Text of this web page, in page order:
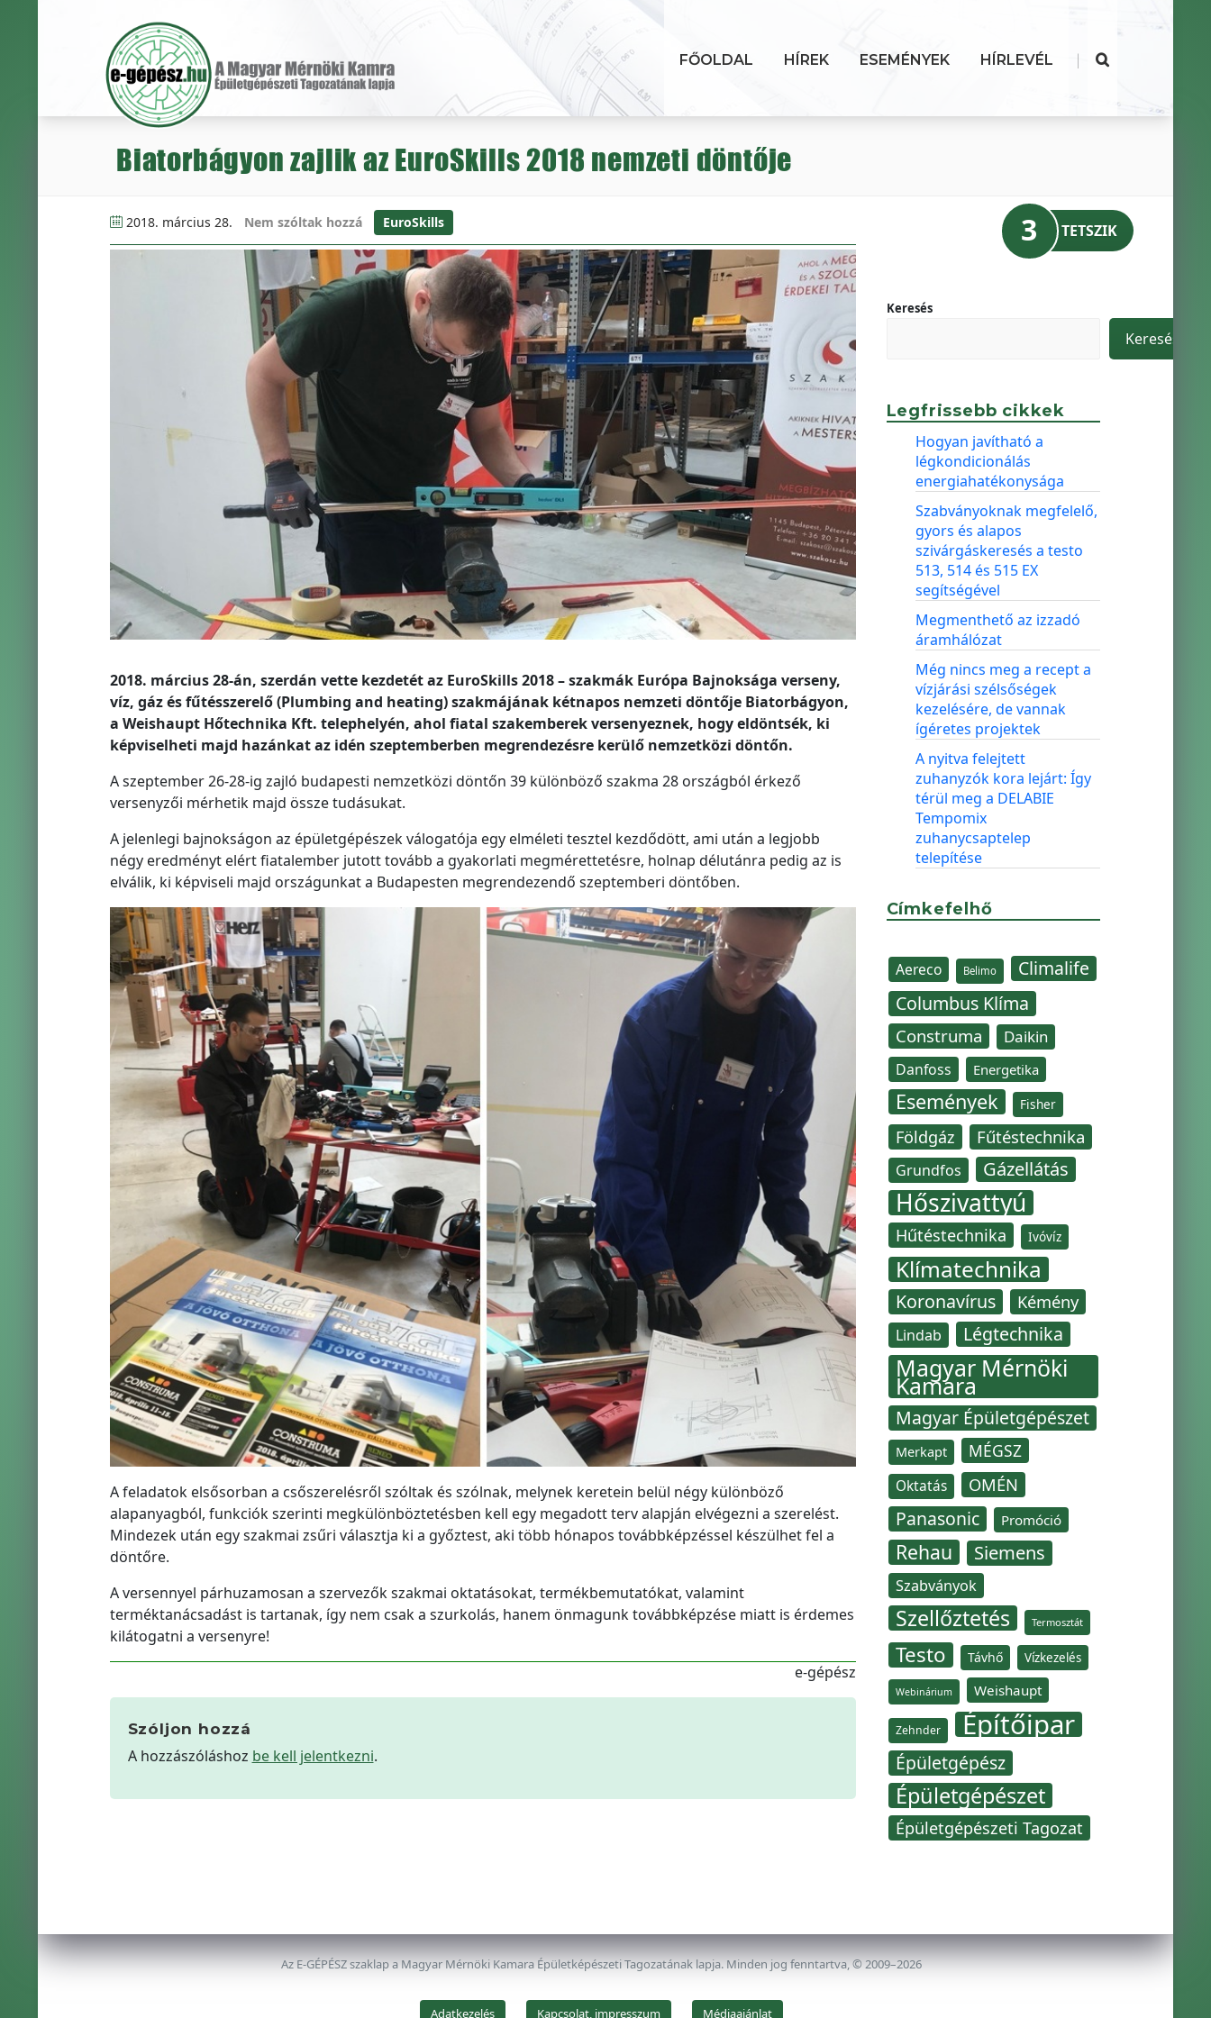
FŐOLDAL HÍREK ESEMÉNYEK HÍRLEVÉL |
Biatorbágyon zajlik az EuroSkills 2018 nemzeti döntője
2018. március 28. Nem szóltak hozzá EuroSkills
2018. március 28-án, szerdán vette kezdetét az EuroSkills 2018 – szakmák Európa Bajnoksága verseny,
víz, gáz és fűtésszerelő (Plumbing and heating) szakmájának kétnapos nemzeti döntője Biatorbágyon,
a Weishaupt Hőtechnika Kft. telephelyén, ahol fiatal szakemberek versenyeznek, hogy eldöntsék, ki
képviselheti majd hazánkat az idén szeptemberben megrendezésre kerülő nemzetközi döntőn.
A szeptember 26-28-ig zajló budapesti nemzetközi döntőn 39 különböző szakma 28 országból érkező
versenyzői mérhetik majd össze tudásukat.
A jelenlegi bajnokságon az épületgépészek válogatója egy elméleti tesztel kezdődött, ami után a legjobb
négy eredményt elért fiatalember jutott tovább a gyakorlati megmérettetésre, holnap délutánra pedig az is
elválik, ki képviseli majd országunkat a Budapesten megrendezendő szeptemberi döntőben.
A feladatok elsősorban a csőszerelésről szóltak és szólnak, melynek keretein belül négy különböző
alapanyagból, funkciók szerinti megkülönböztetésben kell egy megadott terv alapján elvégezni a szerelést.
Mindezek után egy szakmai zsűri választja ki a győztest, aki több hónapos továbbképzéssel készülhet fel a
döntőre.
A versennyel párhuzamosan a szervezők szakmai oktatásokat, termékbemutatókat, valamint
terméktanácsadást is tartanak, így nem csak a szurkolás, hanem önmagunk továbbképzése miatt is érdemes
kilátogatni a versenyre!
e-gépész
Szóljon hozzá
A hozzászóláshoz be kell jelentkezni.
3 TETSZIK
Keresés
Keresés
Legfrissebb cikkek
Hogyan javítható a
légkondicionálás
energiahatékonysága
Szabványoknak megfelelő,
gyors és alapos
szivárgáskeresés a testo
513, 514 és 515 EX
segítségével
Megmenthető az izzadó
áramhálózat
Még nincs meg a recept a
vízjárási szélsőségek
kezelésére, de vannak
ígéretes projektek
A nyitva felejtett
zuhanyzók kora lejárt: Így
térül meg a DELABIE
Tempomix
zuhanycsaptelep
telepítése
Címkefelhő
Aereco Belimo
Climalife
Columbus Klíma
Construma Daikin
Danfoss Energetika
Események Fisher
Földgáz Fűtéstechnika
Grundfos Gázellátás
Hőszivattyú
Hűtéstechnika Ivóvíz
Klímatechnika
Koronavírus Kémény
Lindab Légtechnika
Magyar Mérnöki
Kamara
Magyar Épületgépészet
Merkapt MÉGSZ
Oktatás OMÉN
Panasonic Promóció
Rehau Siemens
Szabványok
Szellőztetés Termosztát
Testo Távhő Vízkezelés
Webinárium Weishaupt
Zehnder Építőipar
Épületgépész
Épületgépészet
Épületgépészeti Tagozat
Az E-GÉPÉSZ szaklap a Magyar Mérnöki Kamara Épületképészeti Tagozatának lapja. Minden jog fenntartva, © 2009–2026
Adatkezelés Kapcsolat, impresszum Médiaajánlat